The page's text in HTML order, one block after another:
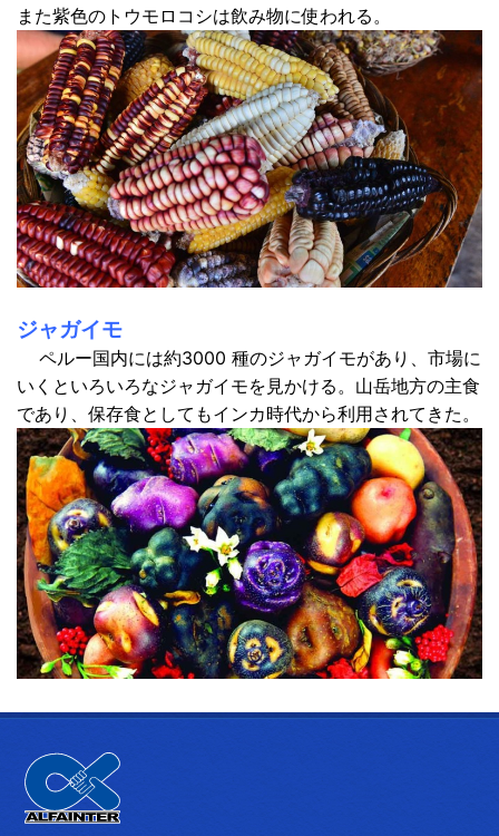
また紫色のトウモロコシは飲み物に使われる。
ジャガイモ
ペルー国内には約3000 種のジャガイモがあり、市場に
いくといろいろなジャガイモを見かける。山岳地方の主食
であり、保存食としてもインカ時代から利用されてきた。